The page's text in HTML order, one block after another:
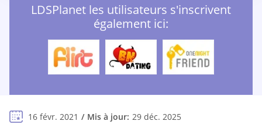
LDSPlanet les utilisateurs s'inscrivent
également ici:
16 févr. 2021 Mis à jour: 29 déc. 2025